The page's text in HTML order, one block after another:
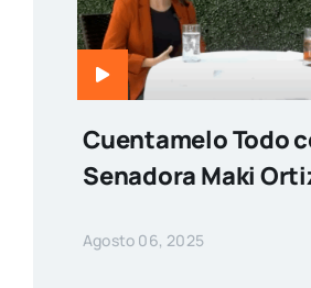
Cuentamelo Todo
Senadora Maki
Agosto 06, 2025